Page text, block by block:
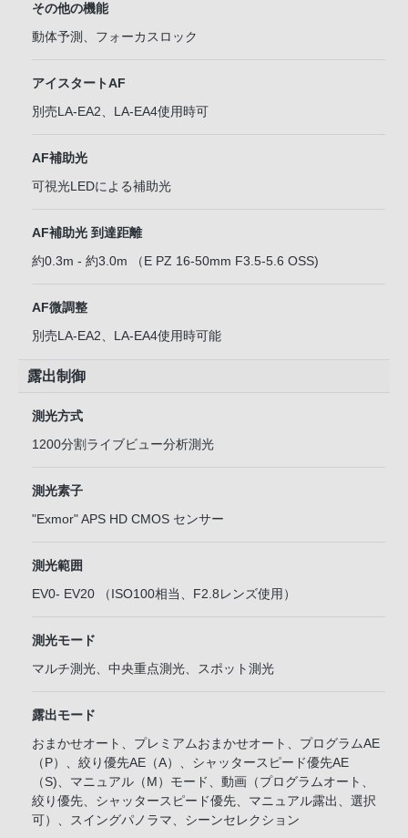
その他の機能
動体予測、フォーカスロック
アイスタートAF
別売LA-EA2、LA-EA4使用時可
AF補助光
可視光LEDによる補助光
AF補助光 到達距離
約0.3m - 約3.0m （E PZ 16-50mm F3.5-5.6 OSS)
AF微調整
別売LA-EA2、LA-EA4使用時可能
露出制御
測光方式
1200分割ライブビュー分析測光
測光素子
"Exmor" APS HD CMOS センサー
測光範囲
EV0- EV20 （ISO100相当、F2.8レンズ使用）
測光モード
マルチ測光、中央重点測光、スポット測光
露出モード
おまかせオート、プレミアムおまかせオート、プログラムAE
（P）、絞り優先AE（A）、シャッタースピード優先AE
（S)、マニュアル（M）モード、動画（プログラムオート、
絞り優先、シャッタースピード優先、マニュアル露出、選択
可）、スイングパノラマ、シーンセレクション